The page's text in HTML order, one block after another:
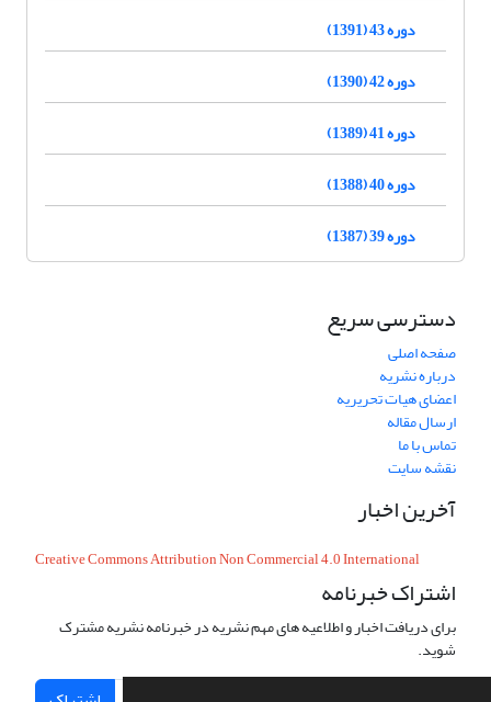
دوره 43 (1391)
دوره 42 (1390)
دوره 41 (1389)
دوره 40 (1388)
دوره 39 (1387)
دسترسی سریع
صفحه اصلی
درباره نشریه
اعضای هیات تحریریه
ارسال مقاله
تماس با ما
نقشه سایت
آخرین اخبار
Creative Commons Attribution Non Commercial 4.0 International
اشتراک خبرنامه
برای دریافت اخبار و اطلاعیه های مهم نشریه در خبرنامه نشریه مشترک
شوید.